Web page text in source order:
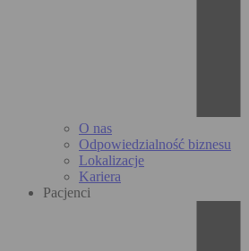
O nas
Odpowiedzialność biznesu
Lokalizacje
Kariera
Pacjenci